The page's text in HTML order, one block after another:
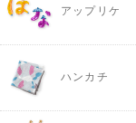
アップリケ
ハンカチ